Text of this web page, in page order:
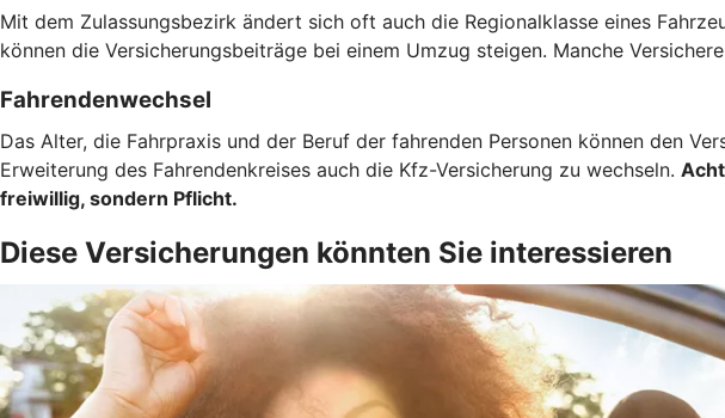
Mit dem Zulassungsbezirk ändert sich oft auch die Regionalklasse eines
können die Versicherungsbeiträge bei einem Umzug steigen. Manche
Fahrendenwechsel
Das Alter, die Fahrpraxis und der Beruf der fahrenden Personen können den
Erweiterung des Fahrendenkreises auch die Kfz-Versicherung zu wechseln.
freiwillig, sondern Pflicht.
Diese Versicherungen könnten Sie interessieren